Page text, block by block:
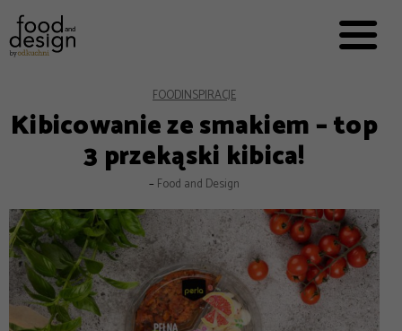


EKSPERCI
FOOD WORKING
E-BOOKI
O NAS
REKLAMA
FOODINSPIRACJE
Kibicowanie ze smakiem – top
3 przekąski kibica!
– Food and Design